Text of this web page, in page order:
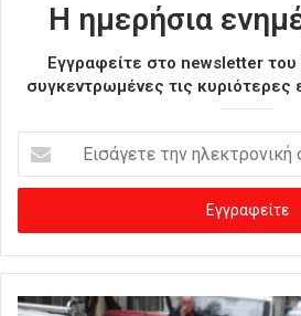
Η ημερήσια
Εγγραφείτε στο newsletter του
συγκεντρωμένες τις κυριότερες
σ
γ
ε
ε